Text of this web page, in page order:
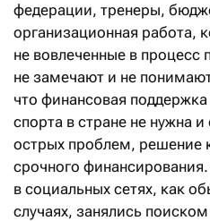
федерации, тренеры,
организационная работа,
не вовлеченные в процесс
не замечают и не
что финансовая
спорта в стране не нужна
острых проблем, решение
срочного
в социальных сетях, как
случаях, занялись